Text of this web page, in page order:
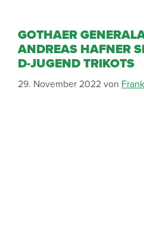
GOTHAER
ANDREAS HAFNER
D-JUGEND TRIKOTS
29. November 2022von Frank